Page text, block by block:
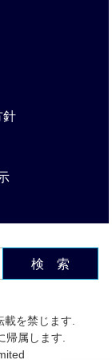
針
検 索
載を禁じます.
帰属します.